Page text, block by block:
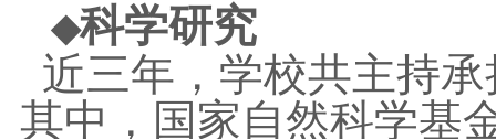
◆科学研究
近三年，学校共主持
其中，国家自然科学基